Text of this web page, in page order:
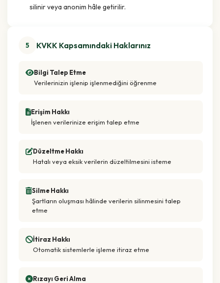
silinir veya anonim hâle getirilir.
5 KVKK Kapsamındaki Haklarınız
Bilgi Talep Etme
Verilerinizin işlenip işlenmediğini öğrenme
Erişim Hakkı
İşlenen verilerinize erişim talep etme
Düzeltme Hakkı
Hatalı veya eksik verilerin düzeltilmesini isteme
Silme Hakkı
Şartların oluşması hâlinde verilerin silinmesini talep
etme
İtiraz Hakkı
Otomatik sistemlerle işleme itiraz etme
Rızayı Geri Alma